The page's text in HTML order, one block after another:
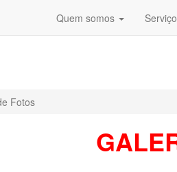
Quem somos
Fotos